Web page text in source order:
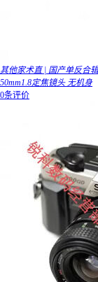
其他家术直 | 国产单反合
50mm1.8定焦镜头 无机身
0条评价